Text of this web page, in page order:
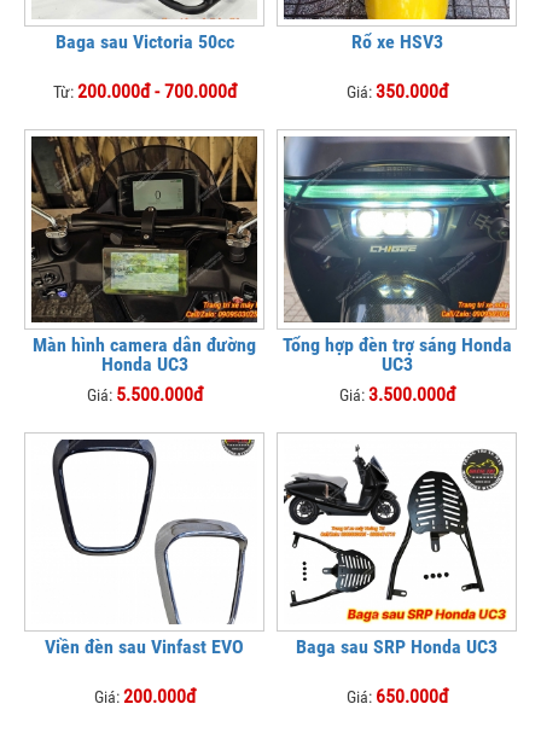
Baga sau Victoria 50cc
Từ:200.000đ - 700.000đ
Rổ xe HSV3
Giá:350.000đ
Màn hình camera dẫn đường
Honda UC3
Giá: 5.500.000đ
Tổng hợp đèn trợ sáng Honda
UC3
Giá:3.500.000đ
Viền đèn sau Vinfast EVO
Giá:200.000đ
Baga sau SRP Honda UC3
Giá: 650.000đ